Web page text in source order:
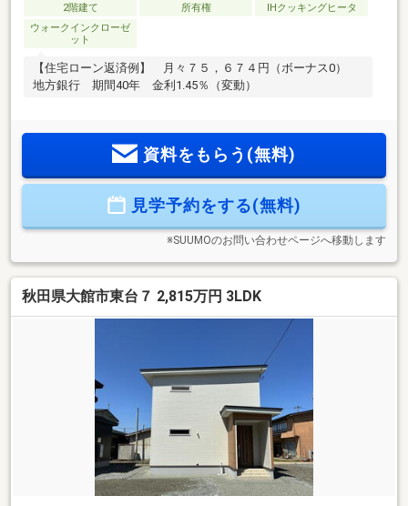
2階建て 所有権
IHクッキングヒータ
ウォークインクローゼ
ット
【住宅ローン返済例】 月々７５，６７４円（ボーナス0）
地方銀行 期間40年 金利1.45％（変動）
資料をもらう(無料)
見学予約をする(無料)
※SUUMOのお問い合わせページへ移動します
秋田県大館市東台７ 2,815万円 3LDK